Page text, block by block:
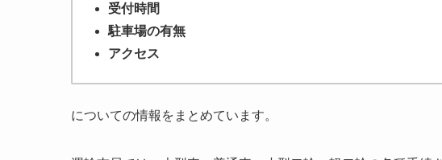
受付時間
駐車場の有無
アクセス
についての情報をまとめています。